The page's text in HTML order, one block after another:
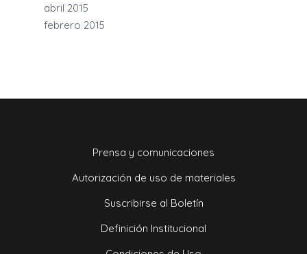
abril 2015
febrero 2015
Prensa y comunicaciones
Autorización de uso de materiales
Suscribirse al Boletín
Definición Institucional